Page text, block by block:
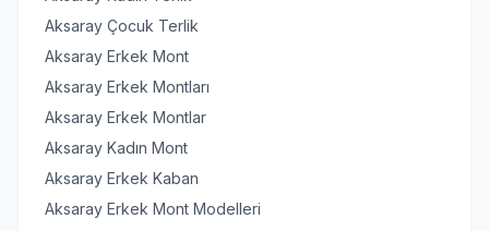
Aksaray Çocuk Terlik
Aksaray Erkek Mont
Aksaray Erkek Montları
Aksaray Erkek Montlar
Aksaray Kadın Mont
Aksaray Erkek Kaban
Aksaray Erkek Mont Modelleri